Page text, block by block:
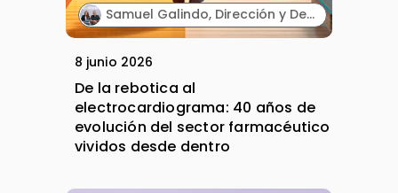
Samuel Galindo, Dirección y Desarrollo de Negocio, y Carmen Galindo, Dirección y Estrategia. Galifarma.
8 junio 2026
De la rebotica al
electrocardiograma: 40 años de
evolución del sector farmacéutico
vividos desde dentro